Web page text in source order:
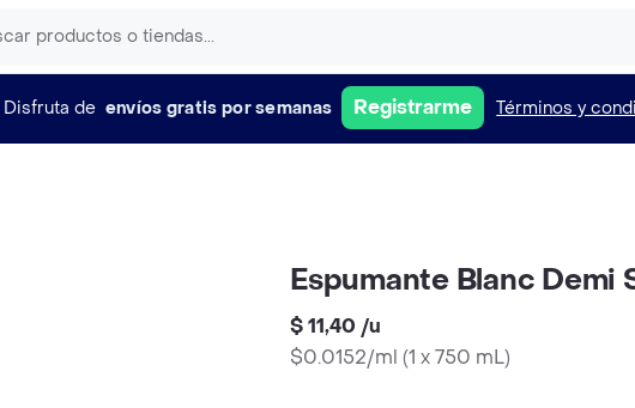
Disfruta de envíos gratis por semanas Registrarme Términos y
Espumante Blanc Demi
$ 11,40 /u
$0.0152/ml (1 x 750 mL)